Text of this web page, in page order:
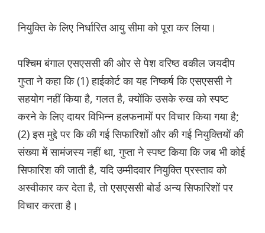
नियुक्ति के लिए निर्धारित आयु सीमा को पूरा कर लिया।
पश्चिम बंगाल एसएससी की ओर से पेश वरिष्ठ वकील जयदीप
गुप्ता ने कहा कि (1) हाईकोर्ट का यह निष्कर्ष कि एसएससी ने
सहयोग नहीं किया है, गलत है, क्योंकि उसके रुख को स्पष्ट
करने के लिए दायर विभिन्न हलफनामों पर विचार किया गया है;
(2) इस मुद्दे पर कि की गई सिफारिशों और की गई नियुक्तियों की
संख्या में सामंजस्य नहीं था, गुप्ता ने स्पष्ट किया कि जब भी कोई
सिफारिश की जाती है, यदि उम्मीदवार नियुक्ति प्रस्ताव को
अस्वीकार कर देता है, तो एसएससी बोर्ड अन्य सिफारिशों पर
विचार करता है।